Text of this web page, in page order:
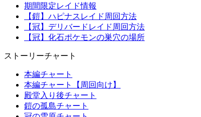
期間限定レイド情報
【鎧】ハピナスレイド周回方法
【冠】デリバードレイド周回方法
【冠】化石ポケモンの巣穴の場所
ストーリーチャート
本編チャート
本編チャート【周回向け】
殿堂入り後チャート
鎧の孤島チャート